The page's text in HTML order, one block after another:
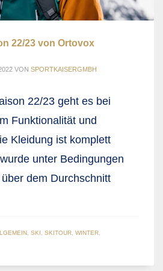
22/23 von Ortovox
VON SPORTKAISERGMBH
22/23 geht es bei
Funktionalität und
Kleidung ist komplett
unter Bedingungen
dem Durchschnitt
SKI SKITOUR WINTER